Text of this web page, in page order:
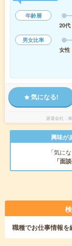
年齢層
20代
男女比率
女性
気になる!
派遣会社
興味が
「気に
「面
職種でお仕事情報を